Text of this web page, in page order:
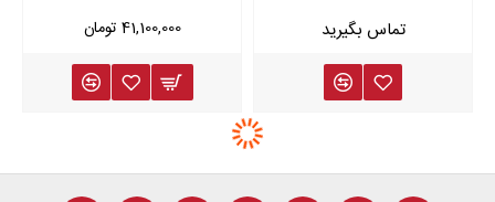
41,100,000 تومان